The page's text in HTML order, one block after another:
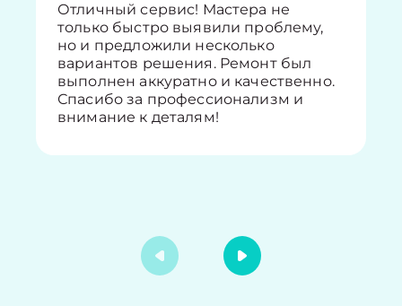
Отличный сервис! Мастера не
только быстро выявили проблему,
но и предложили несколько
вариантов решения. Ремонт был
выполнен аккуратно и качественно.
Спасибо за профессионализм и
внимание к деталям!